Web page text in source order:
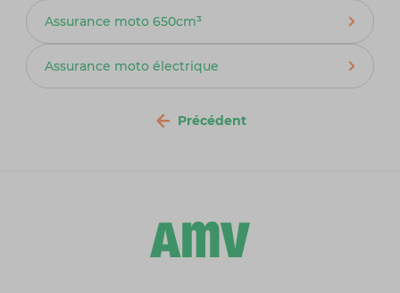
Assurance moto 650cm³
Assurance moto électrique
Précédent